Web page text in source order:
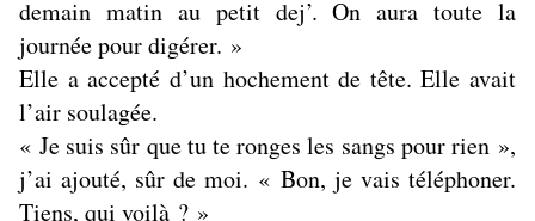
demain matin au petit dej’. On aura toute la
journée pour digérer. »
Elle a accepté d’un hochement de tête. Elle avait
l’air soulagée.
« Je suis sûr que tu te ronges les sangs pour rien »,
j’ai ajouté, sûr de moi. « Bon, je vais téléphoner.
Tiens, qui voilà ? »